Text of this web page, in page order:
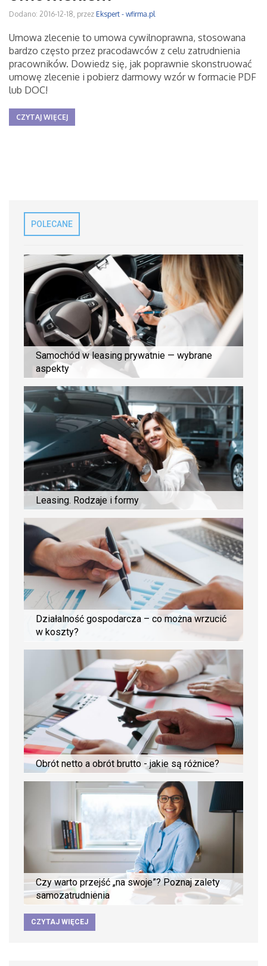
Dodano: 2016-12-18, przez Ekspert - wfirma.pl
Umowa zlecenie to umowa cywilnoprawna, stosowana
bardzo często przez pracodawców z celu zatrudnienia
pracowników. Dowiedz się, jak poprawnie skonstruować
umowę zlecenie i pobierz darmowy wzór w formacie PDF
lub DOC!
CZYTAJ WIĘCEJ
POLECANE
Samochód w leasing prywatnie — wybrane
aspekty
Leasing. Rodzaje i formy
Działalność gospodarcza – co można wrzucić
w koszty?
Obrót netto a obrót brutto - jakie są różnice?
Czy warto przejść „na swoje”? Poznaj zalety
samozatrudnienia
CZYTAJ WIĘCEJ